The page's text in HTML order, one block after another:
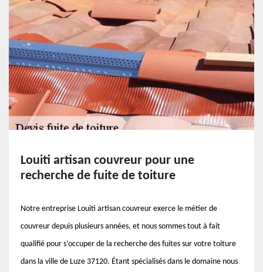
Louiti artisan couvreur pour une
recherche de fuite de toiture
Notre entreprise Louiti artisan couvreur exerce le métier de
couvreur depuis plusieurs années, et nous sommes tout à fait
qualifié pour s’occuper de la recherche des fuites sur votre toiture
dans la ville de Luze 37120. Étant spécialisés dans le domaine nous